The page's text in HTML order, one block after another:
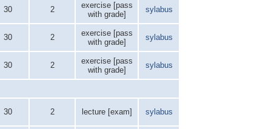
30 2
exercise [pass
with grade]
sylabus
30 2
exercise [pass
with grade]
sylabus
30 2
exercise [pass
with grade]
sylabus
30 2 lecture [exam] sylabus